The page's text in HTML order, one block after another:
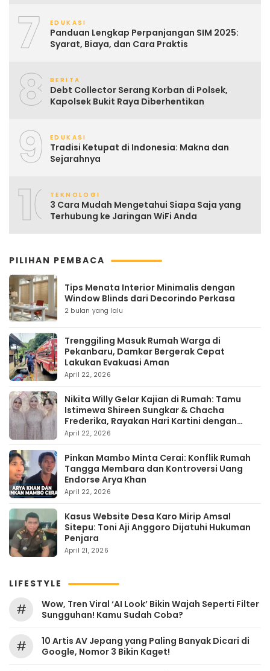
7 EDUKASI
Panduan Lengkap Perpanjangan SIM 2025:
Syarat, Biaya, dan Cara Praktis
8 BERITA
Debt Collector Serang Korban di Polsek,
Kapolsek Bukit Raya Diberhentikan
9 EDUKASI
Tradisi Ketupat di Indonesia: Makna dan
Sejarahnya
10TEKNOLOGI
3 Cara Mudah Mengetahui Siapa Saja yang
Terhubung ke Jaringan WiFi Anda
PILIHAN PEMBACA
Tips Menata Interior Minimalis dengan
Window Blinds dari Decorindo Perkasa
2 bulan yang lalu
Trenggiling Masuk Rumah Warga di
Pekanbaru, Damkar Bergerak Cepat
Lakukan Evakuasi Aman
April 22, 2026
Nikita Willy Gelar Kajian di Rumah: Tamu
Istimewa Shireen Sungkar & Chacha
Frederika, Rayakan Hari Kartini dengan
Kehangatan
April 22, 2026
Pinkan Mambo Minta Cerai: Konflik Rumah
Tangga Membara dan Kontroversi Uang
Endorse Arya Khan
April 22, 2026
Kasus Website Desa Karo Mirip Amsal
Sitepu: Toni Aji Anggoro Dijatuhi Hukuman
Penjara
April 21, 2026
LIFESTYLE
#
Wow, Tren Viral ‘AI Look’ Bikin Wajah Seperti Filter
Sungguhan! Kamu Sudah Coba?
#
10 Artis AV Jepang yang Paling Banyak Dicari di
Google, Nomor 3 Bikin Kaget!